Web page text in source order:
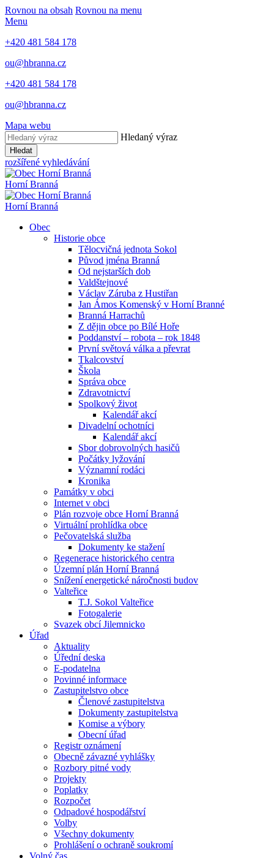
Rovnou na obsah Rovnou na menu
Menu
+420 481 584 178
ou@hbranna.cz
+420 481 584 178
ou@hbranna.cz
Mapa webu
Hledaný výraz
Hledat
rozšířené vyhledávání
Horní Branná
Horní Branná
Obec
Historie obce
Tělocvičná jednota Sokol
Původ jména Branná
Od nejstarších dob
Valdštejnové
Václav Záruba z Hustiřan
Jan Ámos Komenský v Horní Branné
Branná Harrachů
Z dějin obce po Bílé Hoře
Poddanství – robota – rok 1848
První světová válka a převrat
Tkalcovství
Škola
Správa obce
Zdravotnictví
Spolkový život
Kalendář akcí
Divadelní ochotníci
Kalendář akcí
Sbor dobrovolných hasičů
Počátky lyžování
Významní rodáci
Kronika
Památky v obci
Internet v obci
Plán rozvoje obce Horní Branná
Virtuální prohlídka obce
Pečovatelská služba
Dokumenty ke stažení
Regenerace historického centra
Územní plán Horní Branná
Snížení energetické náročnosti budov
Valteřice
T.J. Sokol Valteřice
Fotogalerie
Svazek obcí Jilemnicko
Úřad
Aktuality
Úřední deska
E-podatelna
Povinné informace
Zastupitelstvo obce
Členové zastupitelstva
Dokumenty zastupitelstva
Komise a výbory
Obecní úřad
Registr oznámení
Obecně závazné vyhlášky
Rozbory pitné vody
Projekty
Poplatky
Rozpočet
Odpadové hospodářství
Volby
Všechny dokumenty
Prohlášení o ochraně soukromí
Volný čas